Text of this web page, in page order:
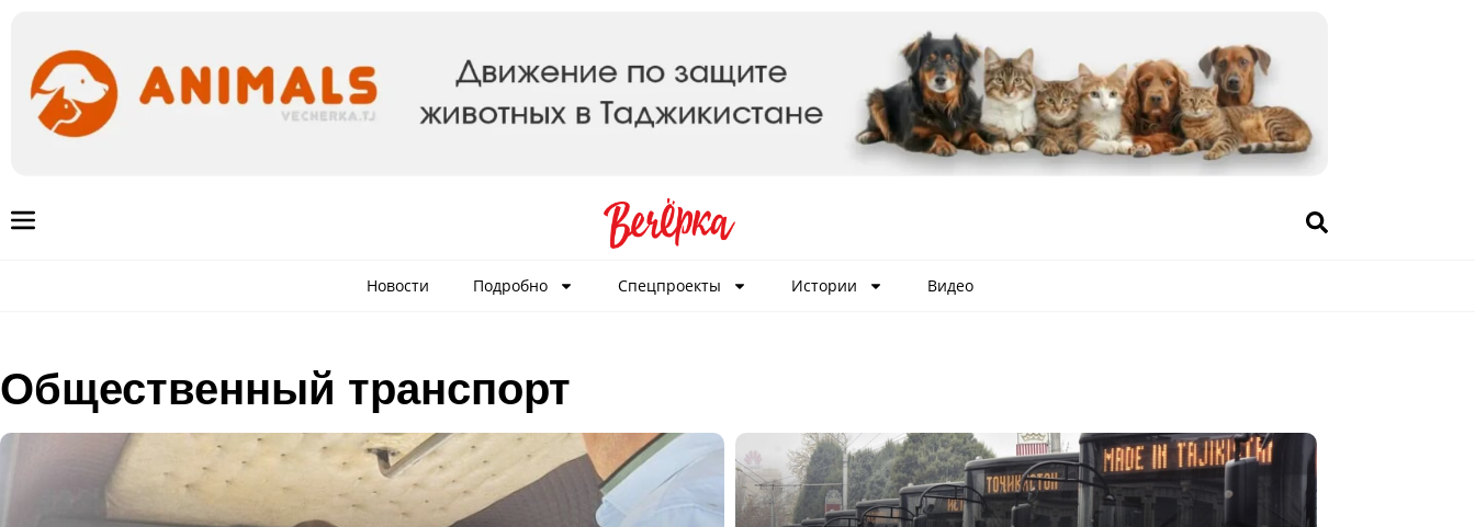
Новости Подробно Спецпроекты Истории Видео
Общественный транспорт